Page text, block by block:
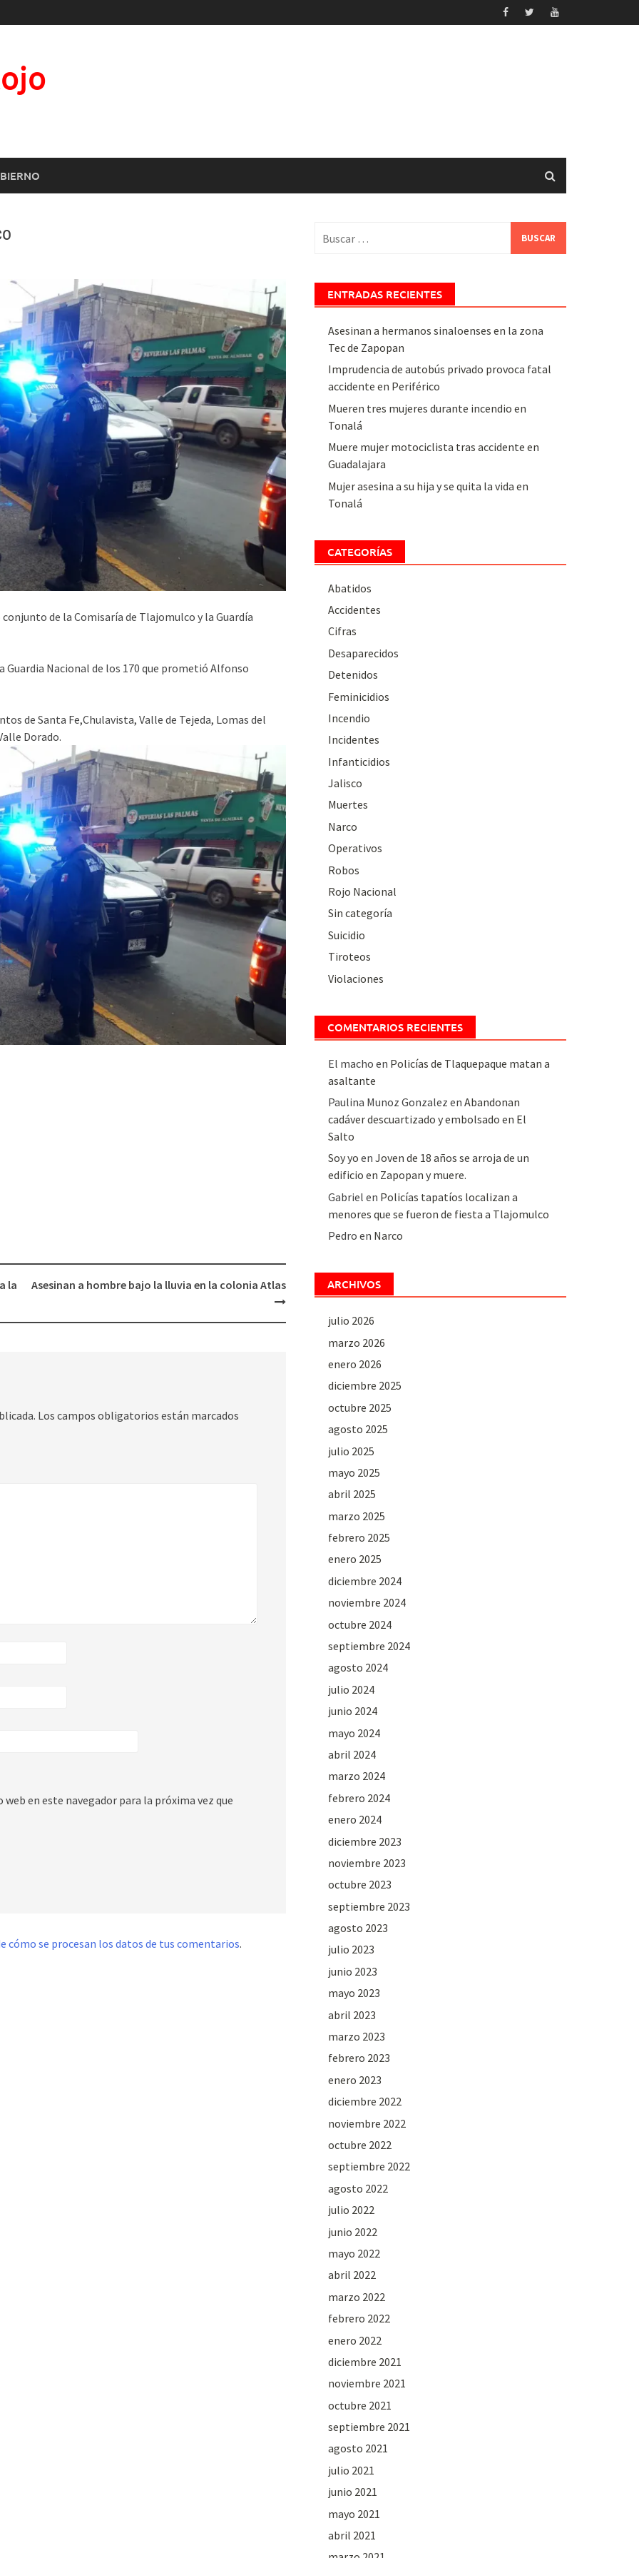
de la Comisaría de Tlajomulco y la Guardía
Nacional de los 170 que prometió Alfonso
de Santa Fe,Chulavista, Valle de Tejeda, Lomas del
Dorado.
la
Asesinan a hombre bajo la lluvia en la colonia Atlas
Los campos obligatorios están marcados
en este navegador para la próxima vez que
cómo se procesan los datos de tus comentarios.
ENTRADAS RECIENTES
Asesinan a hermanos sinaloenses en la zona
Tec de Zapopan
Imprudencia de autobús privado provoca fatal
accidente en Periférico
Mueren tres mujeres durante incendio en
Tonalá
Muere mujer motociclista tras accidente en
Guadalajara
Mujer asesina a su hija y se quita la vida en
Tonalá
CATEGORÍAS
Abatidos
Accidentes
Cifras
Desaparecidos
Detenidos
Feminicidios
Incendio
Incidentes
Infanticidios
Jalisco
Muertes
Narco
Operativos
Robos
Rojo Nacional
Sin categoría
Suicidio
Tiroteos
Violaciones
COMENTARIOS RECIENTES
El macho en Policías de Tlaquepaque matan a
asaltante
Paulina Munoz Gonzalez en Abandonan
cadáver descuartizado y embolsado en El
Salto
Soy yo en Joven de 18 años se arroja de un
edificio en Zapopan y muere.
Gabriel en Policías tapatíos localizan a
menores que se fueron de fiesta a Tlajomulco
Pedro en Narco
ARCHIVOS
julio 2026
marzo 2026
enero 2026
diciembre 2025
octubre 2025
agosto 2025
julio 2025
mayo 2025
abril 2025
marzo 2025
febrero 2025
enero 2025
diciembre 2024
noviembre 2024
octubre 2024
septiembre 2024
agosto 2024
julio 2024
junio 2024
mayo 2024
abril 2024
marzo 2024
febrero 2024
enero 2024
diciembre 2023
noviembre 2023
octubre 2023
septiembre 2023
agosto 2023
julio 2023
junio 2023
mayo 2023
abril 2023
marzo 2023
febrero 2023
enero 2023
diciembre 2022
noviembre 2022
octubre 2022
septiembre 2022
agosto 2022
julio 2022
junio 2022
mayo 2022
abril 2022
marzo 2022
febrero 2022
enero 2022
diciembre 2021
noviembre 2021
octubre 2021
septiembre 2021
agosto 2021
julio 2021
junio 2021
mayo 2021
abril 2021